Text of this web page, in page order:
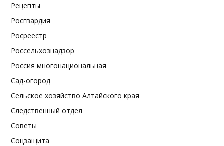
Рецепты
Росгвардия
Росреестр
Россельхознадзор
Россия многонациональная
Сад-огород
Сельское хозяйство Алтайского края
Следственный отдел
Советы
Соцзащита